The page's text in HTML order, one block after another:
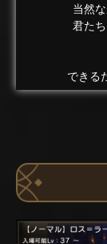
当然
君た
できる